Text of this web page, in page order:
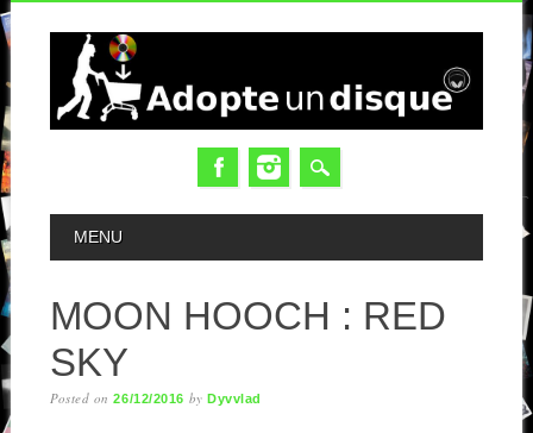
MAIN MENU
MENU
MOON HOOCH : RED
SKY
Posted on26/12/2016 byDyvvlad